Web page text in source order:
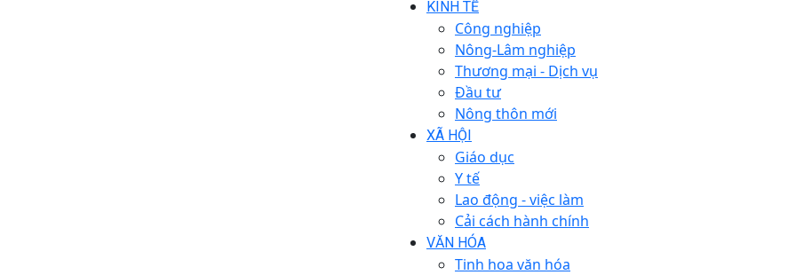
KINH TẾ
Công nghiệp
Nông-Lâm nghiệp
Thương mại - Dịch vụ
Đầu tư
Nông thôn mới
XÃ HỘI
Giáo dục
Y tế
Lao động - việc làm
Cải cách hành chính
VĂN HÓA
Tinh hoa văn hóa